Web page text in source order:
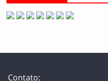
Contato: